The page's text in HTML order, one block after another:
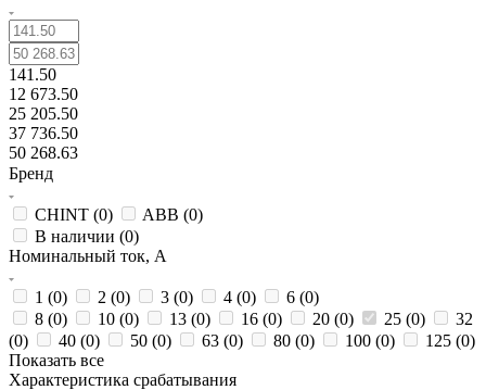
141.50
12 673.50
25 205.50
37 736.50
50 268.63
Бренд
CHINT (0) ABB (0)
В наличии (0)
Номинальный ток, А
1 (0) 2 (0) 3 (0) 4 (0) 6 (0)
8 (0) 10 (0) 13 (0) 16 (0) 20 (0) 25 (0)
32
(0) 40 (0) 50 (0) 63 (0) 80 (0) 100 (0) 125 (0)
Показать все
Характеристика срабатывания